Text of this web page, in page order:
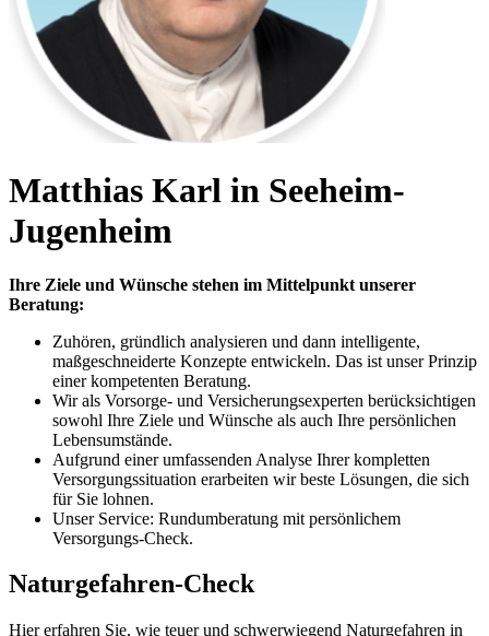
Matthias Karl in Seeheim-
Jugenheim
Ihre Ziele und Wünsche stehen im Mittelpunkt unserer
Beratung:
Zuhören, gründlich analysieren und dann intelligente,
maßgeschneiderte Konzepte entwickeln. Das ist unser Prinzip
einer kompetenten Beratung.
Wir als Vorsorge- und Versicherungsexperten berücksichtigen
sowohl Ihre Ziele und Wünsche als auch Ihre persönlichen
Lebensumstände.
Aufgrund einer umfassenden Analyse Ihrer kompletten
Versorgungssituation erarbeiten wir beste Lösungen, die sich
für Sie lohnen.
Unser Service: Rundumberatung mit persönlichem
Versorgungs-Check.
Naturgefahren-Check
Hier erfahren Sie, wie teuer und schwerwiegend Naturgefahren in